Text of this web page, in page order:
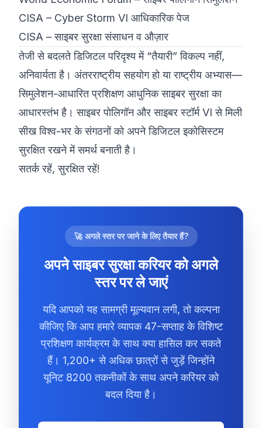
CISA – Cyber Storm VI आधिकारिक पेज
CISA – साइबर सुरक्षा संसाधन व औज़ार
तेजी से बदलते डिजिटल परिदृश्य में “तैयारी” विकल्प नहीं,
अनिवार्यता है। अंतरराष्ट्रीय सहयोग हो या राष्ट्रीय अभ्यास—
सिमुलेशन-आधारित प्रशिक्षण आधुनिक साइबर सुरक्षा का
आधारस्तंभ है। साइबर पोलिगॉन और साइबर स्टॉर्म VI से मिली
सीख विश्व-भर के संगठनों को अपने डिजिटल इकोसिस्टम
सुरक्षित रखने में समर्थ बनाती है।
सतर्क रहें, सुरक्षित रहें!
🚀 अगले स्तर पर जाने के लिए तैयार हैं?
अपने साइबर सुरक्षा करियर को अगले
स्तर पर ले जाएं
यदि आपको यह सामग्री मूल्यवान लगी, तो कल्पना
कीजिए कि आप हमारे व्यापक 47-सप्ताह के विशिष्ट
प्रशिक्षण कार्यक्रम के साथ क्या हासिल कर सकते
हैं। 1,200+ से अधिक छात्रों से जुड़ें जिन्होंने
यूनिट 8200 तकनीकों के साथ अपने करियर को
बदल दिया है।